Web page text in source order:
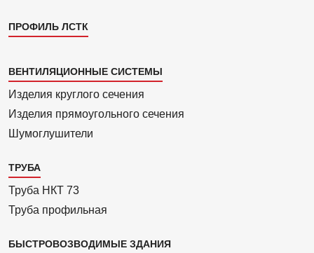
ПРОФИЛЬ ЛСТК
Каталог
4
ВЕНТИЛЯЦИОННЫЕ СИСТЕМЫ
Изделия круглого сечения
Изделия прямоуголь­ного сечения
Шумоглушители
ТРУБА
Труба НКТ 73
Труба профильная
БЫСТРОВОЗВОДИМЫЕ ЗДАНИЯ